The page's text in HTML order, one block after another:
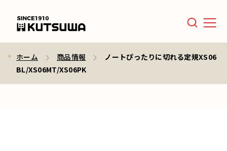
Menu
ホーム 商品情報
ノートぴったりに切れる定規XS06
BL/XS06MT/XS06PK